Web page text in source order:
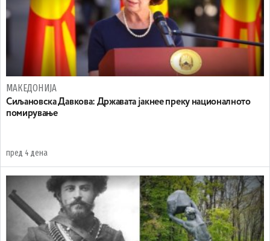
МАКЕДОНИЈА
Сиљановска Давкова: Државата јакнее преку националното
помирување
пред 4 дена